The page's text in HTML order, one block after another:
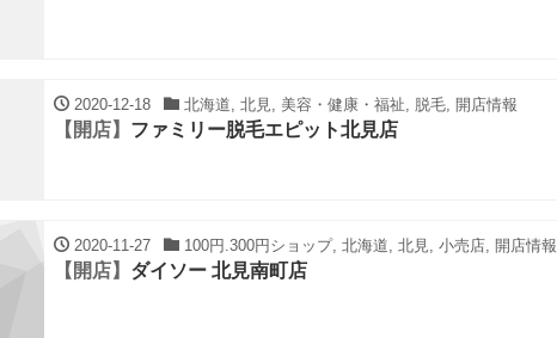
2020-12-18 北海道, 北見, 美容・健康・福祉, 脱毛, 開店情報
【開店】 ファミリー脱毛エピット北見店
2020-11-27 100円.300円ショップ, 北海道, 北見, 小売店, 開店情報
【開店】 ダイソー 北見南町店